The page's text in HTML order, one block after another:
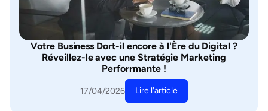
Votre Business Dort-il encore à l'Ère du Digital ?
Réveillez-le avec une Stratégie Marketing
Perforrmante !
17/04/2026 Lire l'article